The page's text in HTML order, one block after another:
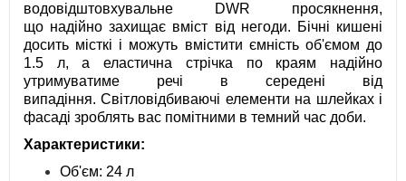
водовідштовхувальне DWR просякнення,
що надійно захищає вміст від негоди. Бічні кишені
досить місткі і можуть вмістити ємність об'ємом до
1.5 л, а еластична стрічка по краям надійно
утримуватиме речі в середені від
випадіння. Світловідбиваючі елементи на шлейках і
фасаді зроблять вас помітними в темний час доби.
Характеристики:
Об'єм: 24 л